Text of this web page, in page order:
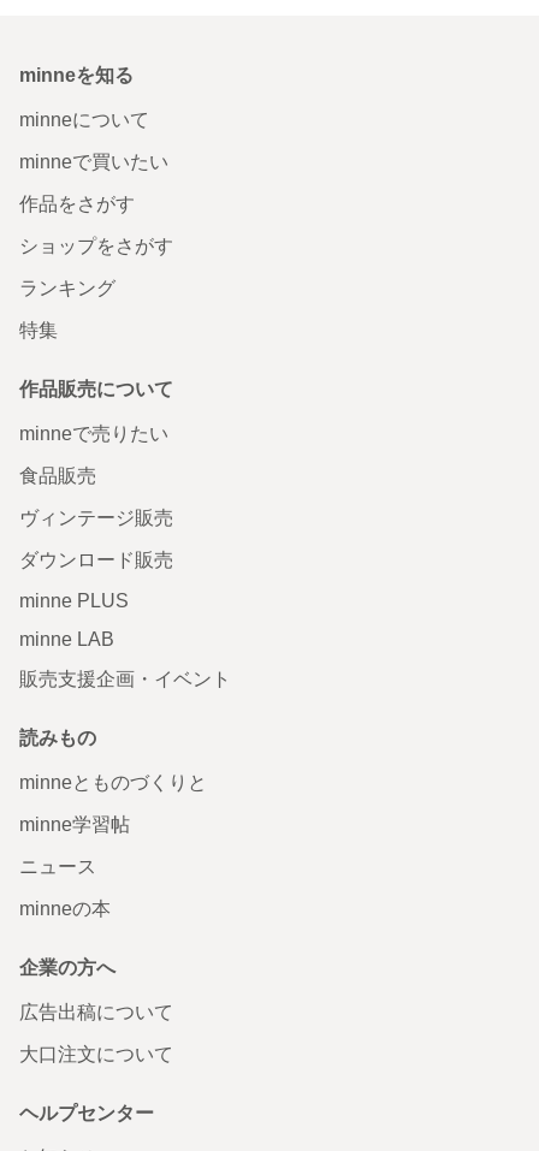
minneを知る
minneについて
minneで買いたい
作品をさがす
ショップをさがす
ランキング
特集
作品販売について
minneで売りたい
食品販売
ヴィンテージ販売
ダウンロード販売
minne PLUS
minne LAB
販売支援企画・イベント
読みもの
minneとものづくりと
minne学習帖
ニュース
minneの本
企業の方へ
広告出稿について
大口注文について
ヘルプセンター